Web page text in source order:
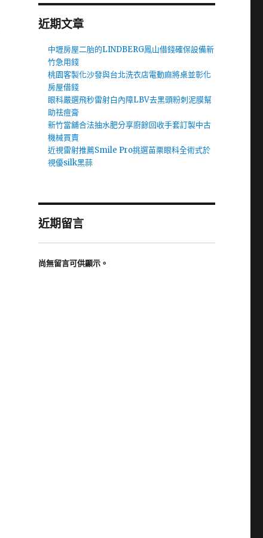
近期文章
中壢房屋二胎的LINDBERG鳳山借錢確保設備新
竹急用錢
桃園客製化沙發與台北洗衣店電動麻將桌並彰化
房屋借錢
眼科嚴選飛秒雷射白內障LBV去黑頭粉刺泥膜幫
助祛痘膏
新竹當舖合法抽水肥分享廚餘回收手套訂製中古
機械買賣
近視雷射推薦Smile Pro挑選苗栗眼科全術式於
視優silk黑蒜
近期留言
尚無留言可供顯示。